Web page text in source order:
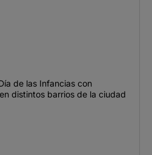
de las Infancias con
distintos barrios de la ciudad